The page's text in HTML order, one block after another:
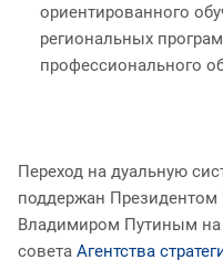
ориентированного
региональных
профессионального
Переход на дуальную
поддержан
Владимиром Путиным на
совета Агентства